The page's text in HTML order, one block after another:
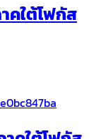
คใต้โฟกัส